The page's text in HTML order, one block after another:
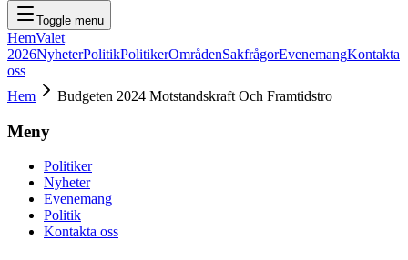
Toggle menu
HemValet
2026NyheterPolitikPolitikerOmrådenSakfrågorEvenemangKontakta
oss
Hem
Budgeten 2024 Motstandskraft Och Framtidstro
Meny
Politiker
Nyheter
Evenemang
Politik
Kontakta oss